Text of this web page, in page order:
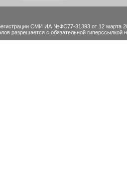
СМИ ИА №ФС77-31393 от 12 марта
разрешается с обязательной гиперссылкой